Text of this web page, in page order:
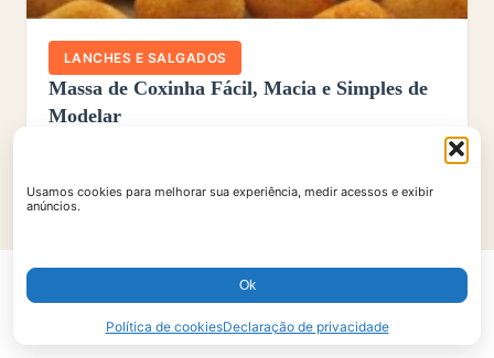
Usamos cookies para melhorar sua experiência, medir acessos e exibir
anúncios.
Ok
Política de cookiesDeclaração de privacidade
LANCHES E SALGADOS
Massa de Coxinha Fácil, Macia e Simples de
Modelar